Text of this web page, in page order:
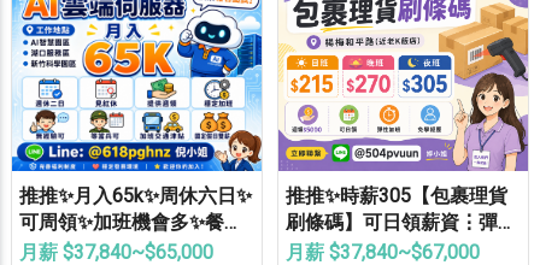
推推✨月入65k✨周休六日✨
可周領✨加班機會多✨餐費
補助✨免費機車位✨無經驗
月薪 $37,840~$65,000
推推✨時薪305【包裹理貨
刷條碼】可日領薪資⋮彈性
加班⋮免健檢⋮免無塵⋮免
月薪 $37,840~$67,000